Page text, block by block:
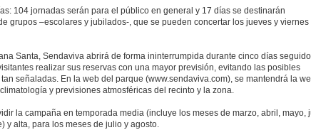
104 jornadas serán para el público en general y 17 días se destinarán
grupos –escolares y jubilados-, que se pueden concertar los jueves y viernes
Santa, Sendaviva abrirá de forma ininterrumpida durante cinco días
realizar sus reservas con una mayor previsión, evitando las posibles
señaladas. En la web del parque (www.sendaviva.com), se mantendrá la
y previsiones atmosféricas del recinto y la zona.
la campaña en temporada media (incluye los meses de marzo, abril, mayo,
y alta, para los meses de julio y agosto.